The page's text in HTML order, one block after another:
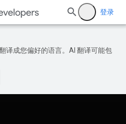
登录
译成您偏好的语言。AI 翻译可能包